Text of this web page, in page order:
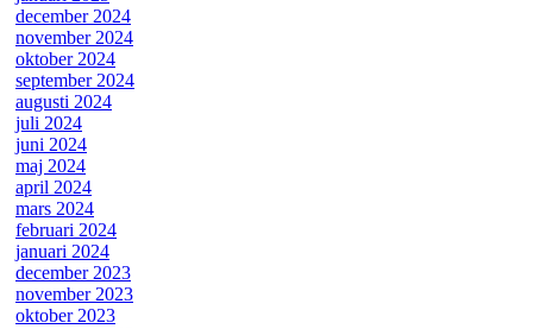
december 2024
november 2024
oktober 2024
september 2024
augusti 2024
juli 2024
juni 2024
maj 2024
april 2024
mars 2024
februari 2024
januari 2024
december 2023
november 2023
oktober 2023